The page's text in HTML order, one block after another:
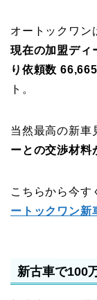
オートックワン
現在の加盟ディ
り依頼数
ト。
当然最高の新車
ーとの交渉材料
こちらから今
ートックワン新
新古車で100